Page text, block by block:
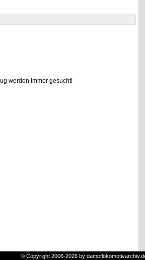
werden immer gesucht!
© Copyright 2006-2026 by